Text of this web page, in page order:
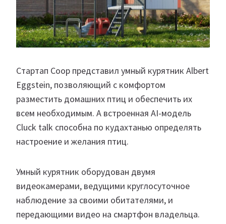
Стартап Coop представил умный курятник Albert
Eggstein, позволяющий с комфортом
разместить домашних птиц и обеспечить их
всем необходимым. А встроенная AI-модель
Cluck talk способна по кудахтанью определять
настроение и желания птиц.
Умный курятник оборудован двумя
видеокамерами, ведущими круглосуточное
наблюдение за своими обитателями, и
передающими видео на смартфон владельца.